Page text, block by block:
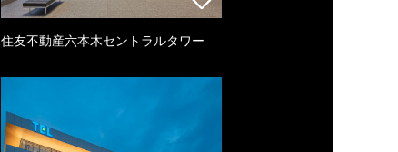
住友不動産六本木セントラルタワー